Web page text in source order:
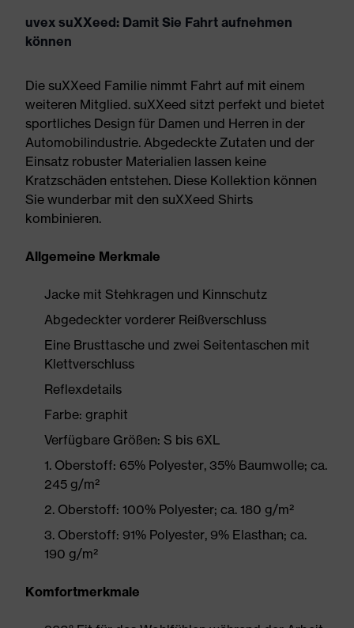
uvex suXXeed: Damit Sie Fahrt aufnehmen
können
Die suXXeed Familie nimmt Fahrt auf mit einem
weiteren Mitglied. suXXeed sitzt perfekt und bietet
sportliches Design für Damen und Herren in der
Automobilindustrie. Abgedeckte Zutaten und der
Einsatz robuster Materialien lassen keine
Kratzschäden entstehen. Diese Kollektion können
Sie wunderbar mit den suXXeed Shirts
kombinieren.
Allgemeine Merkmale
Jacke mit Stehkragen und Kinnschutz
Abgedeckter vorderer Reißverschluss
Eine Brusttasche und zwei Seitentaschen mit
Klettverschluss
Reflexdetails
Farbe: graphit
Verfügbare Größen: S bis 6XL
1. Oberstoff: 65% Polyester, 35% Baumwolle; ca.
245 g/m²
2. Oberstoff: 100% Polyester; ca. 180 g/m²
3. Oberstoff: 91% Polyester, 9% Elasthan; ca.
190 g/m²
Komfortmerkmale